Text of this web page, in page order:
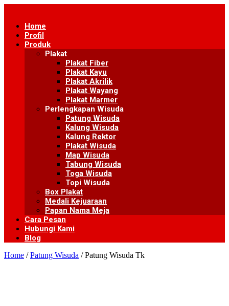
contentHome
Profil
Produk
Plakat
Plakat Fiber
Plakat Kayu
Plakat Akrilik
Plakat Wayang
Plakat Marmer
Perlengkapan Wisuda
Patung Wisuda
Kalung Wisuda
Kalung Rektor
Plakat Wisuda
Map Wisuda
Tabung Wisuda
Toga Wisuda
Topi Wisuda
Box Plakat
Medali Kejuaraan
Papan Nama Meja
Cara Pesan
Hubungi Kami
Blog
Home /Patung Wisuda / Patung Wisuda Tk